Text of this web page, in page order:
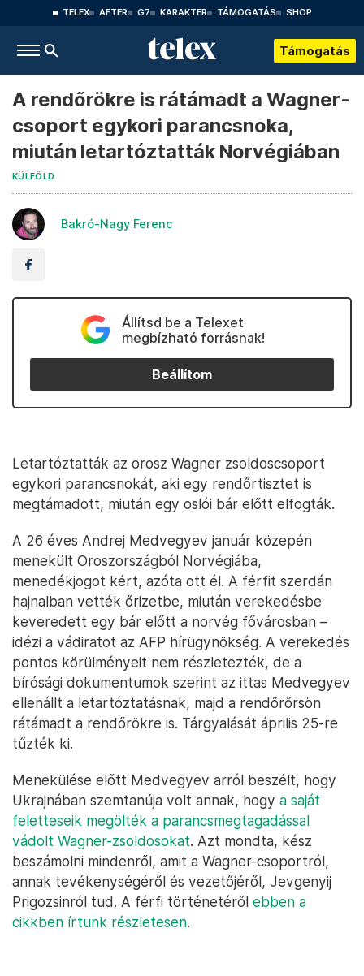
TELEX AFTER G7 KARAKTER TÁMOGATÁS SHOP
Támogatás
A rendőrökre is rátámadt a Wagner-
csoport egykori parancsnoka,
miután letartóztatták Norvégiában
KÜLFÖLD
Bakró-Nagy Ferenc
Állítsd be a Telexet
megbízható forrásnak!
Beállítom
Letartóztatták az orosz Wagner zsoldoscsoport
egykori parancsnokát, aki egy rendőrtisztet is
megtámadott, miután egy oslói bár előtt elfogták.
A 26 éves Andrej Medvegyev január közepén
menekült Oroszországból Norvégiába,
menedékjogot kért, azóta ott él. A férfit szerdán
hajnalban vették őrizetbe, miután verekedésbe
keveredett egy bár előtt a norvég fővárosban –
idézi a vádiratot az AFP hírügynökség. A verekedés
pontos körülményeit nem részletezték, de a
bírósági dokumentumok szerint az ittas Medvegyev
ellenállt a letartóztatásnak, majd a rendőrőrsön
rátámadt a rendőrökre is. Tárgyalását április 25-re
tűzték ki.
Menekülése előtt Medvegyev arról beszélt, hogy
Ukrajnában szemtanúja volt annak, hogy a saját
feletteseik megölték a parancsmegtagadással
vádolt Wagner-zsoldosokat. Azt mondta, kész
beszámolni mindenről, amit a Wagner-csoportról,
annak tevékenységéről és vezetőjéről, Jevgenyij
Prigozsinról tud. A férfi történetéről ebben a
cikkben írtunk részletesen.